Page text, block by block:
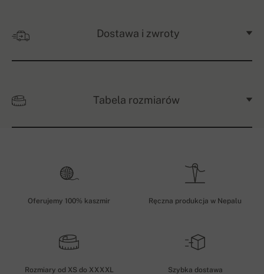
Dostawa i zwroty
Tabela rozmiarów
Oferujemy 100% kaszmir Ręczna produkcja w Nepalu
Rozmiary od XS do XXXXL Szybka dostawa